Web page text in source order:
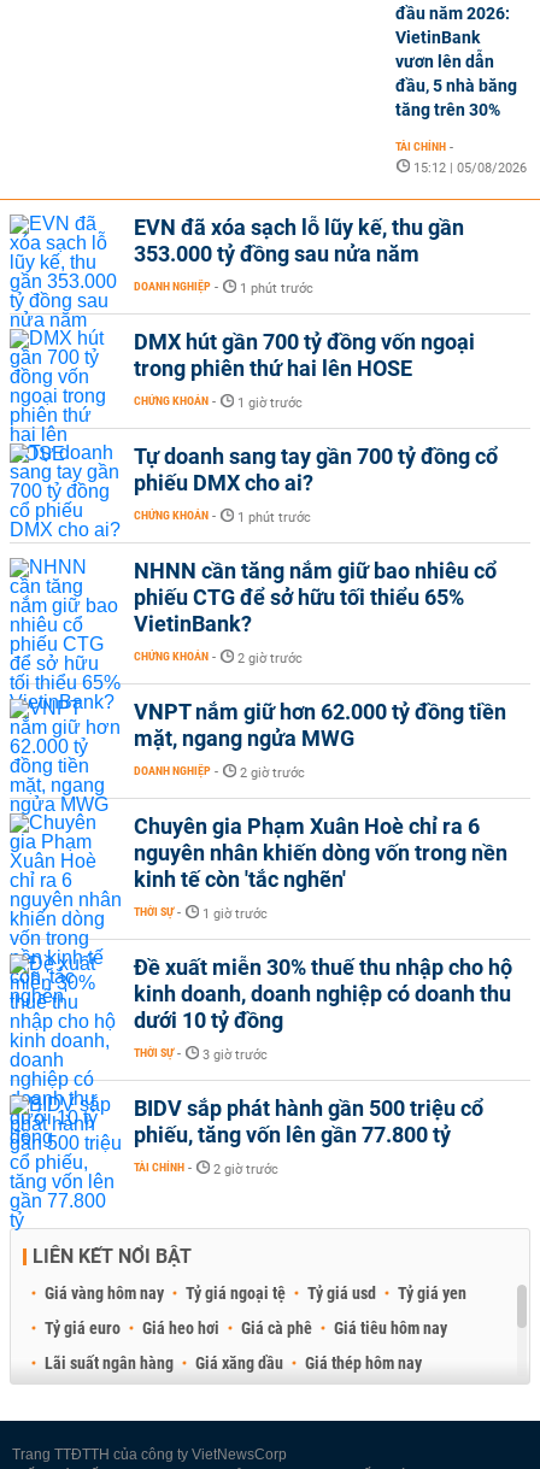
đầu năm 2026:
VietinBank
vươn lên dẫn
đầu, 5 nhà băng
tăng trên 30%
TÀI CHÍNH -
15:12 | 05/08/2026
EVN đã xóa sạch lỗ lũy kế, thu gần
353.000 tỷ đồng sau nửa năm
DOANH NGHIỆP - 1 phút trước
DMX hút gần 700 tỷ đồng vốn ngoại
trong phiên thứ hai lên HOSE
CHỨNG KHOÁN - 1 giờ trước
Tự doanh sang tay gần 700 tỷ đồng cổ
phiếu DMX cho ai?
CHỨNG KHOÁN - 1 phút trước
NHNN cần tăng nắm giữ bao nhiêu cổ
phiếu CTG để sở hữu tối thiểu 65%
VietinBank?
CHỨNG KHOÁN - 2 giờ trước
VNPT nắm giữ hơn 62.000 tỷ đồng tiền
mặt, ngang ngửa MWG
DOANH NGHIỆP - 2 giờ trước
Chuyên gia Phạm Xuân Hoè chỉ ra 6
nguyên nhân khiến dòng vốn trong nền
kinh tế còn 'tắc nghẽn'
THỜI SỰ - 1 giờ trước
Đề xuất miễn 30% thuế thu nhập cho hộ
kinh doanh, doanh nghiệp có doanh thu
dưới 10 tỷ đồng
THỜI SỰ - 3 giờ trước
BIDV sắp phát hành gần 500 triệu cổ
phiếu, tăng vốn lên gần 77.800 tỷ
TÀI CHÍNH - 2 giờ trước
LIÊN KẾT NỔI BẬT
Giá vàng hôm nay Tỷ giá ngoại tệ Tỷ giá usd
Tỷ giá yen
Tỷ giá euro
Giá heo hơi Giá cà phê
Giá tiêu hôm nay
Lãi suất ngân hàng
Giá xăng dầu
Giá thép hôm nay
Trang TTĐTTH của công ty VietNewsCorp